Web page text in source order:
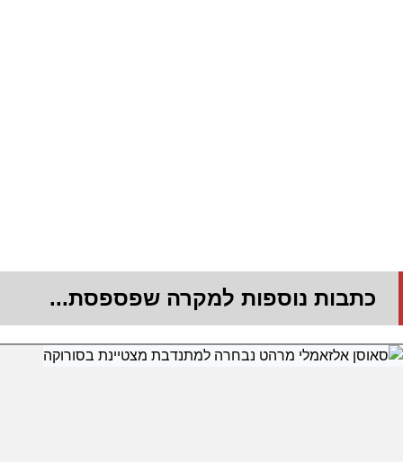
כתבות נוספות למקרה שפספסת...